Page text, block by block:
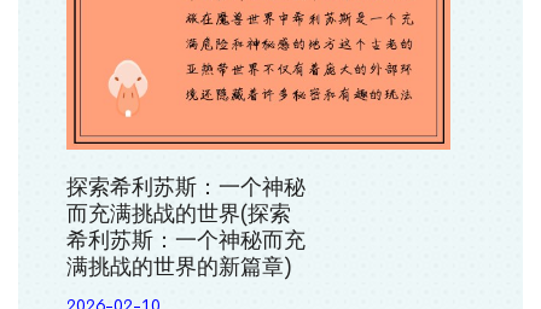
探索希利苏斯：一个神秘
而充满挑战的世界(探索
希利苏斯：一个神秘而充
满挑战的世界的新篇章)